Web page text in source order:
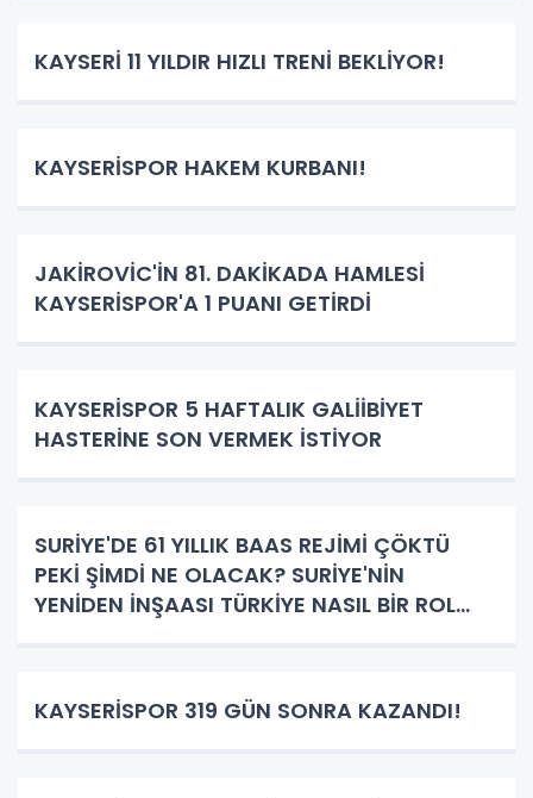
KAYSERİ 11 YILDIR HIZLI TRENİ BEKLİYOR!
KAYSERİSPOR HAKEM KURBANI!
JAKİROVİC'İN 81. DAKİKADA HAMLESİ
KAYSERİSPOR'A 1 PUANI GETİRDİ
KAYSERİSPOR 5 HAFTALIK GALİİBİYET
HASTERİNE SON VERMEK İSTİYOR
SURİYE'DE 61 YILLIK BAAS REJİMİ ÇÖKTÜ
PEKİ ŞİMDİ NE OLACAK? SURİYE'NİN
YENİDEN İNŞAASI TÜRKİYE NASIL BİR ROL
KAYSERİSPOR 319 GÜN SONRA KAZANDI!